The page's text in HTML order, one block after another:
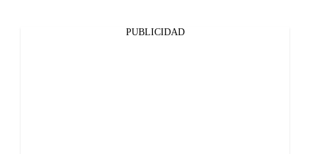
PUBLICIDAD